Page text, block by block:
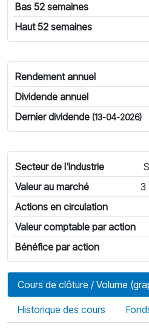
Bas 52 semaines
Haut 52 semaines
Rendement annuel
Dividende annuel
Dernier dividende (13-04-2026)
Secteur de l'industrie
Valeur au marché
3
Actions en circulation
Valeur comptable par action
Bénéfice par action
Cours de clôture / Volume
Historique des cours